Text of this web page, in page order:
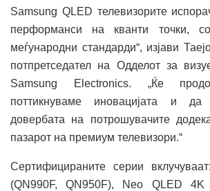
Samsung QLED телевизорите
перформанси на кванти точки,
меѓународни стандарди“, изјави
потпретседател на Одделот за
Samsung Electronics. „Ќе
поттикнуваме иновацијата и да
довербата на потрошувачите
пазарот на премиум телевизори.“
Сертифицираните серии
(QN990F, QN950F), Neo QLED 4K